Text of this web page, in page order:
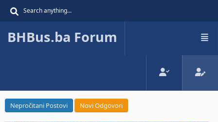
BHBus.ba Forum
Nepročitani Postovi Novi Odgovori